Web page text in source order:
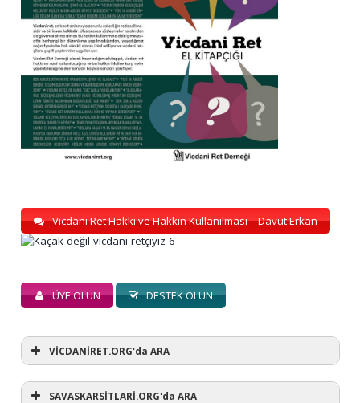
Vicdani Ret Hakkı ve Hakkın Kullanılması – Davut Erkan
ÜYE OLUN DESTEK OLUN
VİCDANİRET.ORG'da ARA
SAVASKARSİTLARİ.ORG'da ARA